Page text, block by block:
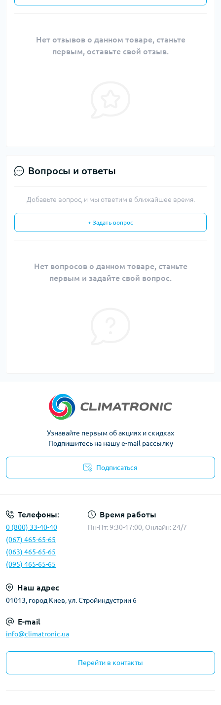
Нет отзывов о данном товаре, станьте
первым, оставьте свой отзыв.
Вопросы и ответы
Добавьте вопрос, и мы ответим в ближайшее время.
+ Задать вопрос
Нет вопросов о данном товаре, станьте
первым и задайте свой вопрос.
Узнавайте первым об акциях и скидках
Подпишитесь на нашу e-mail рассылку
Подписаться
Телефоны:
0 (800) 33-40-40
(067) 465-65-65
(063) 465-65-65
(095) 465-65-65
Время работы
Пн-Пт: 9:30-17:00, Онлайн: 24/7
Наш адрес
01013, город Киев, ул. Стройиндустрии 6
E-mail
info@climatronic.ua
Перейти в контакты